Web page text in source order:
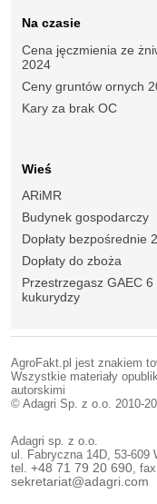
Na czasie
Cena jęczmienia ze
2024
Ceny gruntów ornych
Kary za brak OC
Wieś
ARiMR
Budynek gospodarczy
Dopłaty bezpośrednie
Dopłaty do zboża
Przestrzegasz GAEC 6
kukurydzy
AgroFakt.pl jest znakiem
Wszystkie materiały
autorskimi
© Adagri Sp. z o.o. 2010-
Adagri sp. z o.o.
ul. Fabryczna 14D, 53-609
tel. +48 71 79 20 690 ,
sekretariat@adagri.com